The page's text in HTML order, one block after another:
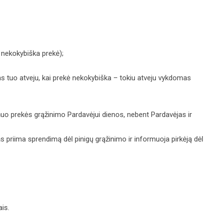
prekė);
tuo atveju, kai prekė nekokybiška – tokiu atveju vykdomas
prekės grąžinimo Pardavėjui dienos, nebent Pardavėjas ir
priima sprendimą dėl pinigų grąžinimo ir informuoja pirkėją dėl